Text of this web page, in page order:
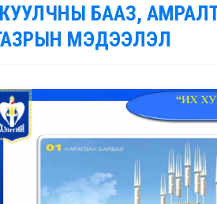
БААЗ,
МЭДЭЭЛЭЛ